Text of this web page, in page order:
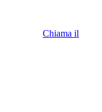
Chiama il